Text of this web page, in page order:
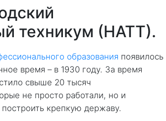
техникум (НАТТ).
образования появилось
время – в 1930 году. За время
свыше 20 тысяч
не просто работали, но и
крепкую державу.